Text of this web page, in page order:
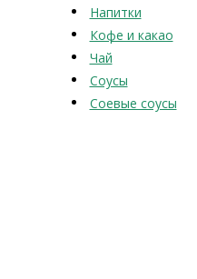
Напитки
Кофе и какао
Чай
Соусы
Соевые соусы